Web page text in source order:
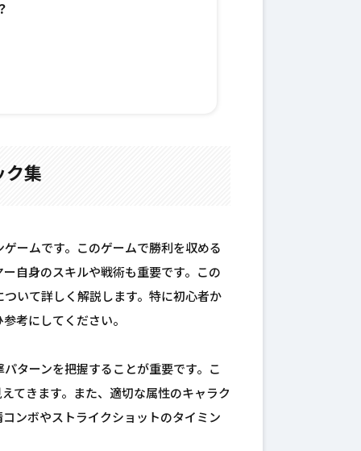
ク集
ームです。このゲームで勝利を収める
自身のスキルや戦術も重要です。この
いて詳しく解説します。特に初心者か
考にしてください。
ターンを把握することが重要です。こ
てきます。また、適切な属性のキャラク
ンボやストライクショットのタイミン